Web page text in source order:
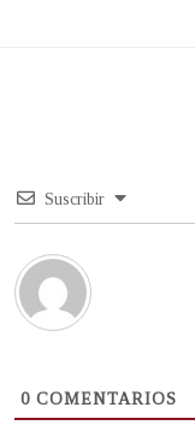
Suscribir
0 COMENTARIOS